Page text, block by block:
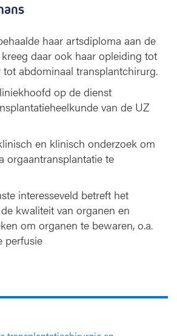
haar artsdiploma aan de
kreeg daar ook haar opleiding tot
abdominaal transplantchirurg.
op de dienst
van de UZ
en klinisch onderzoek om
orgaantransplantatie te
interesseveld betreft het
kwaliteit van organen en
om organen te bewaren, o.a.
perfusie